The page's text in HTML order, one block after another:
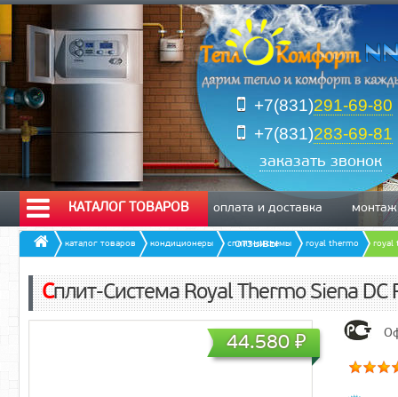
+7(831)291-69-80
+7(831)283-69-81
заказать звонок
КАТАЛОГ ТОВАРОВ оплата и доставка монтаж
отзывы
каталог товаров кондиционеры сплит-системы royal thermo royal
Сплит-Система Royal Thermo Siena DC
44.580₽